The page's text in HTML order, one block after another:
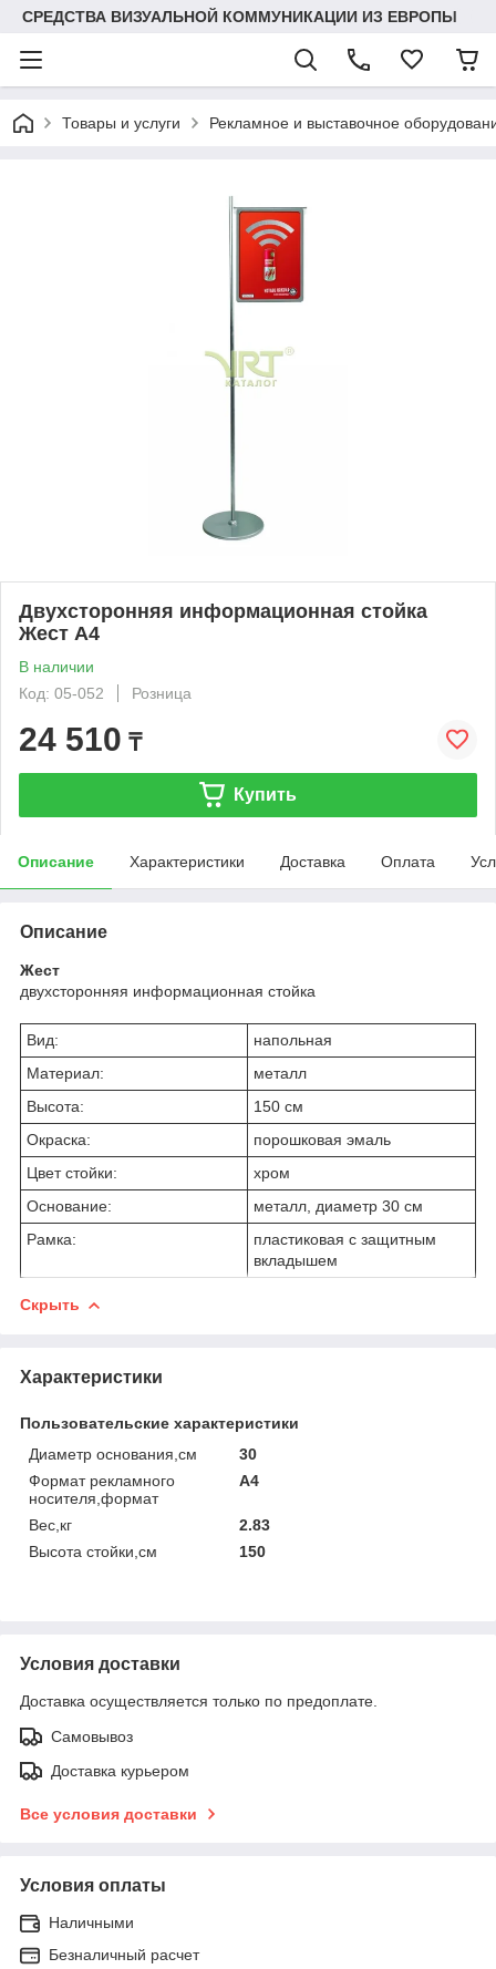
СРЕДСТВА ВИЗУАЛЬНОЙ КОММУНИКАЦИИ ИЗ ЕВРОПЫ
Товары и услуги Рекламное и выставочное
Двухсторонняя информационная стойка
Жест А4
В наличии
Код: 05-052
Розница
24 510 ₸
Купить
Описание Характеристики Доставка Оплата
Описание
Жест
двухсторонняя информационная стойка
Вид:
напольная
Материал:
металл
Высота:
150 см
Окраска:
порошковая эмаль
Цвет стойки:
хром
Основание:
металл, диаметр 30 см
Рамка:
пластиковая с защитным
вкладышем
Скрыть
Характеристики
Пользовательские характеристики
Диаметр основания,см
30
Формат рекламного
носителя,формат
А4
Вес,кг
2.83
Высота стойки,см
150
Условия доставки
Доставка осуществляется только по предоплате.
Самовывоз
Доставка курьером
Все условия доставки
Условия оплаты
Наличными
Безналичный расчет